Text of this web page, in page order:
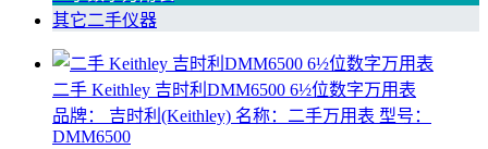
其它二手仪器
二手 Keithley 吉时利DMM6500 6½位数字万用表
品牌： 吉时利(Keithley) 名称：二手万用表 型号：
DMM6500